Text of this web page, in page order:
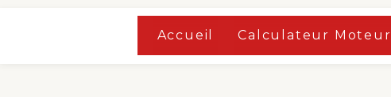
Accueil Calculateur Moteur